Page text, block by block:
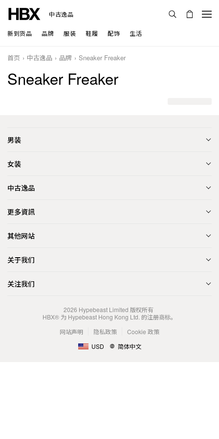
中古逸品
新到货品 品牌 服装 鞋履 配饰 生活
首页 中古逸品 品牌 Sneaker Freaker
Sneaker Freaker
男装
女装
中古逸品
更多資訊
其他网站
关于我们
关注我们
2026 Hypebeast Limited 版权所有
HBX® 为 Hypebeast Hong Kong Ltd. 的注册商标。
网站声明
隐私政策
Cookie 政策
USD
简体中文